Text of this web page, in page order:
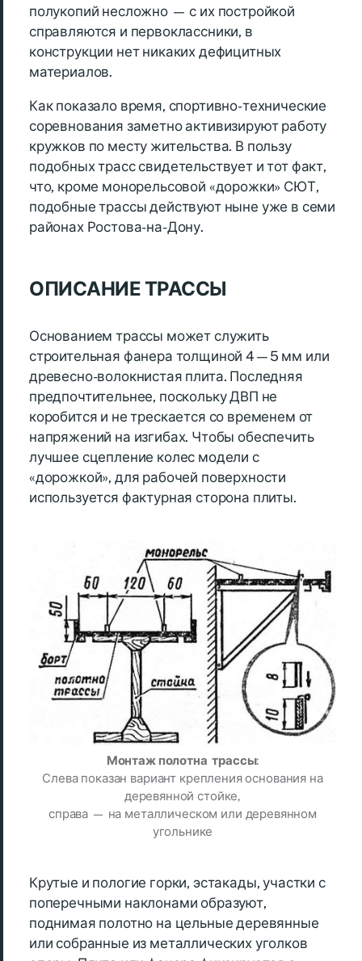
полукопий несложно — с их постройкой
справляются и первоклассники, в
конструкции нет никаких дефицитных
материалов.
Как показало время, спортивно-технические
соревнования заметно активизируют работу
кружков по месту жительства. В пользу
подобных трасс свидетельствует и тот факт,
что, кроме монорельсовой «дорожки» СЮТ,
подобные трассы действуют ныне уже в семи
районах Ростова-на-Дону.
ОПИСАНИЕ ТРАССЫ
Основанием трассы может служить
строительная фанера толщиной 4—5 мм или
древесно-волокнистая плита. Последняя
предпочтительнее, поскольку ДВП не
коробится и не трескается со временем от
напряжений на изгибах. Чтобы обеспечить
лучшее сцепление колес модели с
«дорожкой», для рабочей поверхности
используется фактурная сторона плиты.
Монтаж полотна трассы:
Слева показан вариант крепления основания на
деревянной стойке,
справа — на металлическом или деревянном
угольнике
Крутые и пологие горки, эстакады, участки с
поперечными наклонами образуют,
поднимая полотно на цельные деревянные
или собранные из металлических уголков